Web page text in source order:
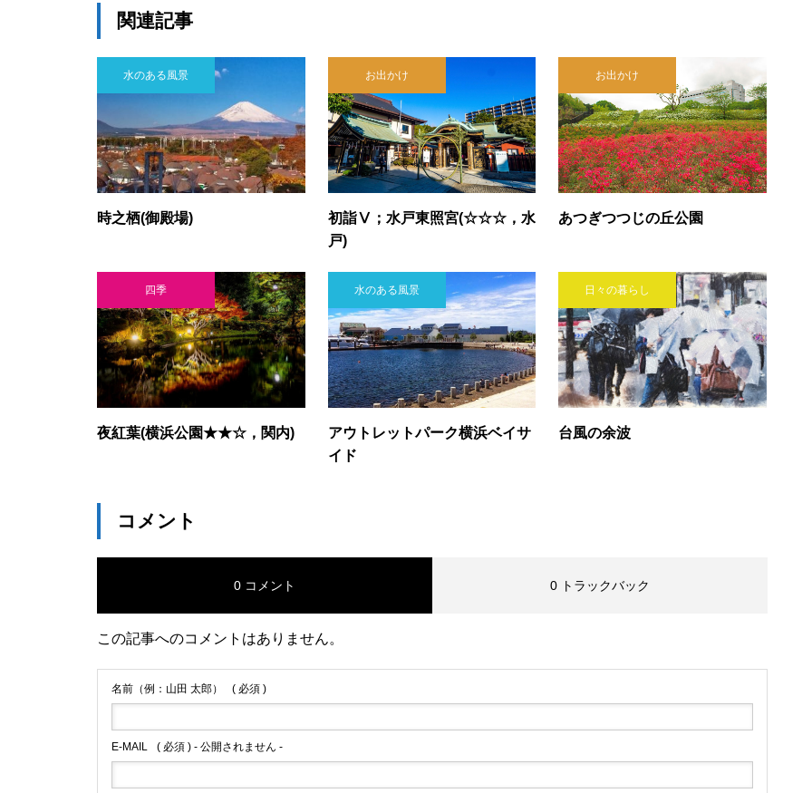
関連記事
水のある風景
時之栖(御殿場)
お出かけ
初詣Ⅴ；水戸東照宮(☆☆☆，水
戸)
お出かけ
あつぎつつじの丘公園
四季
夜紅葉(横浜公園★★☆，関内)
水のある風景
アウトレットパーク横浜ベイサ
イド
日々の暮らし
台風の余波
コメント
0 コメント 0 トラックバック
この記事へのコメントはありません。
名前（例：山田 太郎） ( 必須 )
E-MAIL ( 必須 ) - 公開されません -